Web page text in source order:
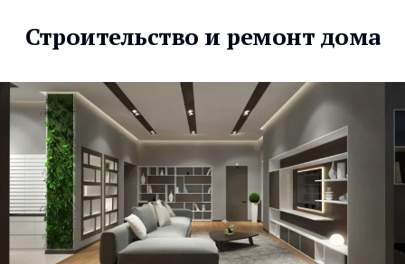
Строительство и ремонт дома